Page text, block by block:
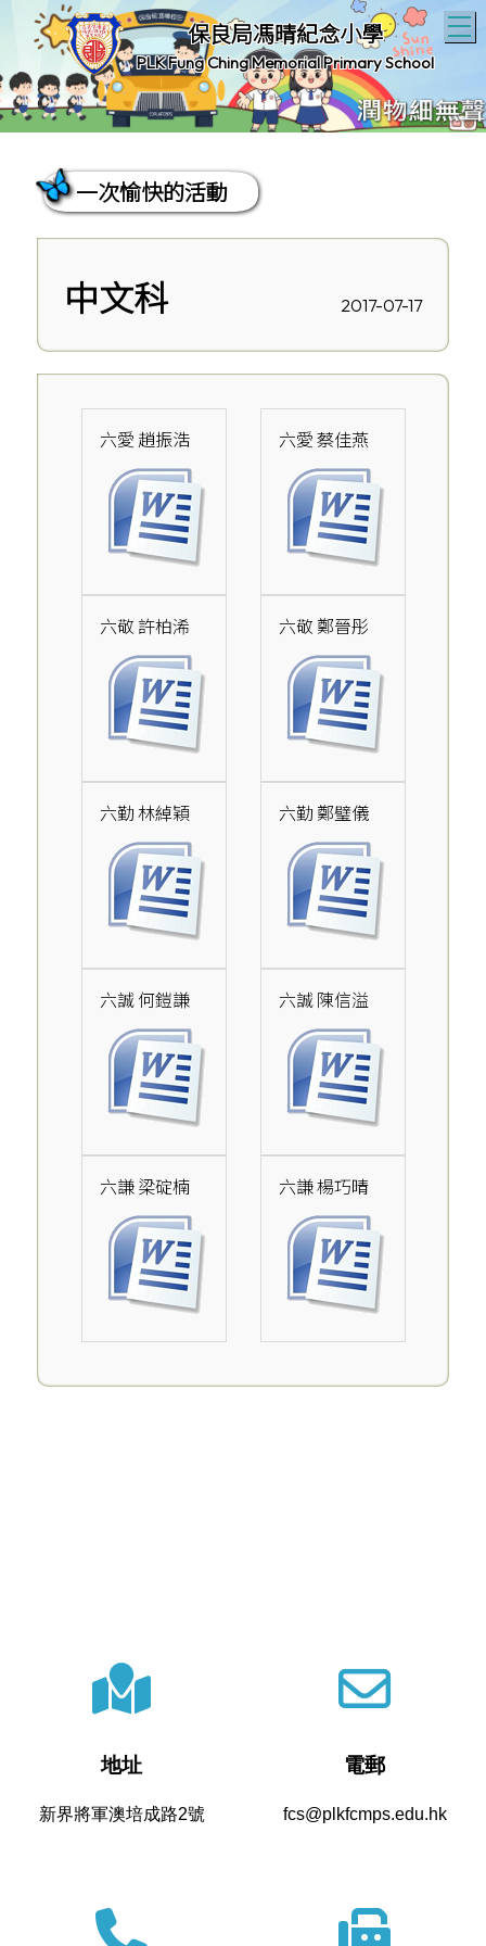
保良局馮晴紀念小學
PLK Fung Ching Memorial Primary School
一次愉快的活動
中文科 2017-07-17
六愛 趙振浩 六愛 蔡佳燕
六敬 許柏浠 六敬 鄭晉彤
六勤 林綽穎 六勤 鄭璧儀
六誠 何鎧謙 六誠 陳信溢
六謙 梁碇楠 六謙 楊巧晴
地址
新界將軍澳培成路2號
電郵
fcs@plkfcmps.edu.hk